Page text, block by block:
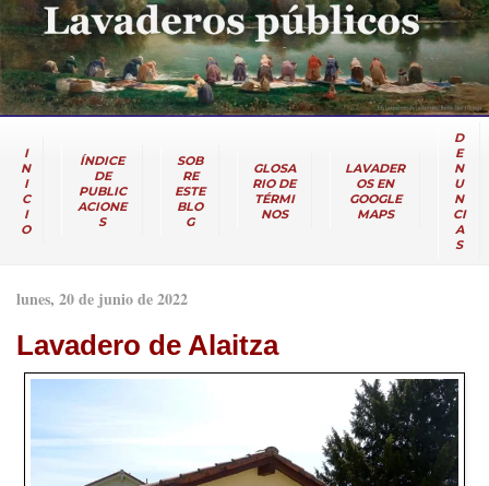
I
N
I
C
I
O
ÍNDICE
DE
PUBLIC
ACIONE
S
SOB
RE
ESTE
BLO
G
GLOSA
RIO DE
TÉRMI
NOS
LAVADER
OS EN
GOOGLE
MAPS
D
E
N
U
N
CI
A
S
lunes, 20 de junio de 2022
Lavadero de Alaitza